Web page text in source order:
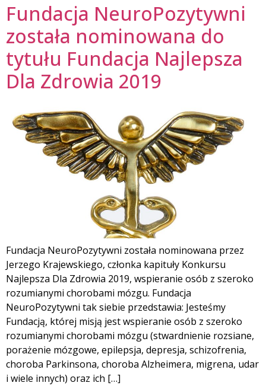
Fundacja NeuroPozytywni
została nominowana do
tytułu Fundacja Najlepsza
Dla Zdrowia 2019
Fundacja NeuroPozytywni została nominowana przez
Jerzego Krajewskiego, członka kapituły Konkursu
Najlepsza Dla Zdrowia 2019, wspieranie osób z szeroko
rozumianymi chorobami mózgu. Fundacja
NeuroPozytywni tak siebie przedstawia: Jesteśmy
Fundacją, której misją jest wspieranie osób z szeroko
rozumianymi chorobami mózgu (stwardnienie rozsiane,
porażenie mózgowe, epilepsja, depresja, schizofrenia,
choroba Parkinsona, choroba Alzheimera, migrena, udar
i wiele innych) oraz ich […]